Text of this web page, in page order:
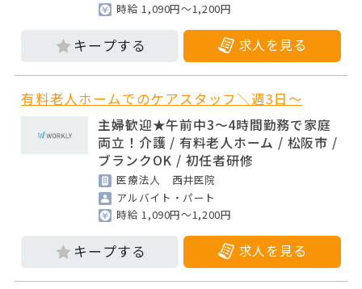
時給 1,090円～1,200円
求人を見る
有料老人ホームでのケアスタッフ＼週3日～
主婦歓迎★午前中3～4時間勤務で家庭
両立！介護 / 有料老人ホーム / 松阪市 /
ブランクOK / 初任者研修
医療法人 西井医院
アルバイト・パート
時給 1,090円～1,200円
求人を見る